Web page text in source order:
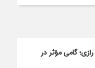
گامی مؤثر در